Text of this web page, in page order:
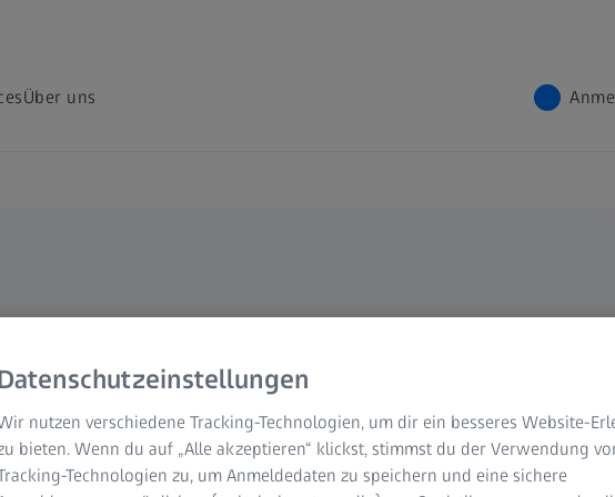
Über uns
nutzen verschiedene Tracking-Technologien, um dir ein besseres Website-
bieten. Wenn du auf „Alle akzeptieren“ klickst, stimmst du der Verwendung
Technologien zu, um Anmeldedaten zu speichern und eine sichere